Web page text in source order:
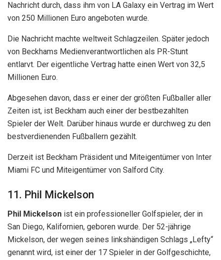
Nachricht durch, dass ihm von LA Galaxy ein Vertrag im Wert
von 250 Millionen Euro angeboten wurde.
Die Nachricht machte weltweit Schlagzeilen. Später jedoch
von Beckhams Medienverantwortlichen als PR-Stunt
entlarvt. Der eigentliche Vertrag hatte einen Wert von 32,5
Millionen Euro.
Abgesehen davon, dass er einer der größten Fußballer aller
Zeiten ist, ist Beckham auch einer der bestbezahlten
Spieler der Welt. Darüber hinaus wurde er durchweg zu den
bestverdienenden Fußballern gezählt.
Derzeit ist Beckham Präsident und Miteigentümer von Inter
Miami FC und Miteigentümer von Salford City.
11. Phil Mickelson
Phil Mickelson ist ein professioneller Golfspieler, der in
San Diego, Kalifornien, geboren wurde. Der 52-jährige
Mickelson, der wegen seines linkshändigen Schlags „Lefty“
genannt wird, ist einer der 17 Spieler in der Golfgeschichte,